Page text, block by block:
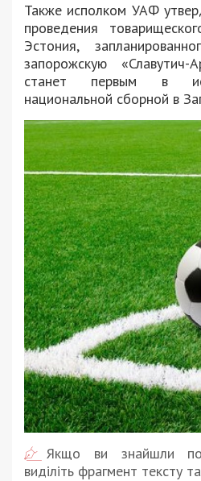
Также исполком УАФ
проведения
Эстония,
запорожскую
станет первым в
национальной сборной в
Якщо ви знайшли
виділіть фрагмент тексту